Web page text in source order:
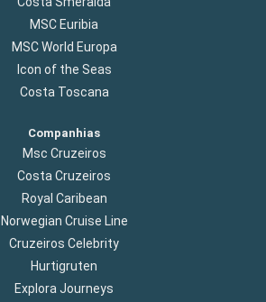
MSC Euribia
MSC World Europa
Icon of the Seas
Costa Toscana
Companhias
Msc Cruzeiros
Costa Cruzeiros
Royal Caribean
Norwegian Cruise Line
Cruzeiros Celebrity
Hurtigruten
Explora Journeys